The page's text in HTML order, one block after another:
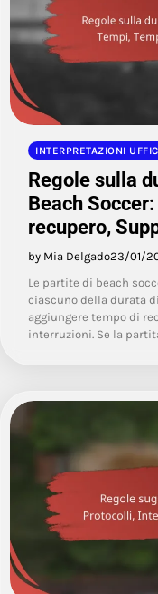
INTERPRETAZIONI
Regole sulla
Beach
recupero,
by Mia Delgado23/01/
Le partite di beach
ciascuno della durata
aggiungere tempo di
interruzioni. Se la